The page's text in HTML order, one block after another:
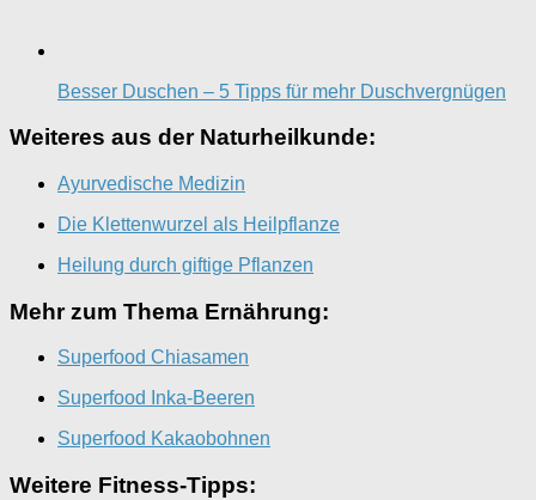
Besser Duschen – 5 Tipps für mehr Duschvergnügen
Weiteres aus der Naturheilkunde:
Ayurvedische Medizin
Die Klettenwurzel als Heilpflanze
Heilung durch giftige Pflanzen
Mehr zum Thema Ernährung:
Superfood Chiasamen
Superfood Inka-Beeren
Superfood Kakaobohnen
Weitere Fitness-Tipps: